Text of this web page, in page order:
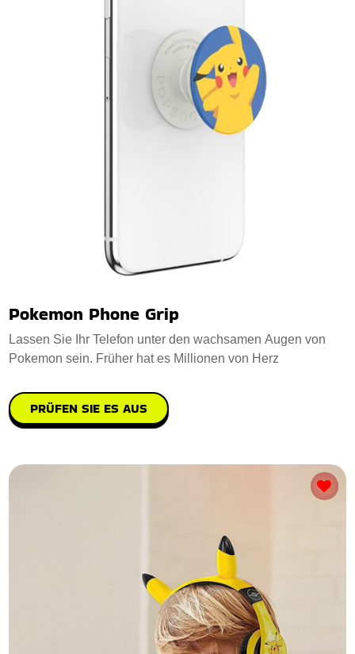
Pokemon Phone Grip
Lassen Sie Ihr Telefon unter den wachsamen Augen von
Pokemon sein. Früher hat es Millionen von Herz
PRÜFEN SIE ES AUS